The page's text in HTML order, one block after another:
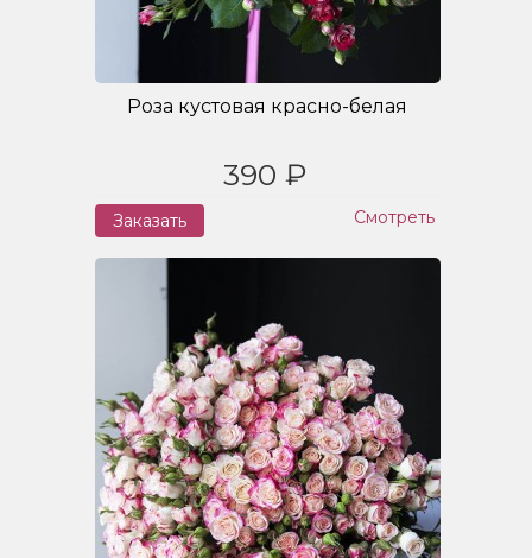
Роза кустовая красно-белая
390 ₽
Заказать Смотреть